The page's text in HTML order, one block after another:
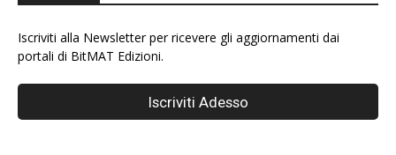
Iscriviti alla Newsletter per ricevere gli aggiornamenti dai
portali di BitMAT Edizioni.